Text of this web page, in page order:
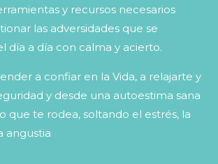
y recursos necesarios
las adversidades que se
día a día con calma y acierto.
a confiar en la Vida, a relajarte y
y desde una autoestima sana
que te rodea, soltando el estrés, la
angustia